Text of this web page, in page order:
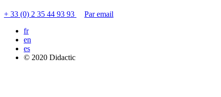
+ 33 (0) 2 35 44 93 93
Par email
fr
en
es
© 2020 Didactic